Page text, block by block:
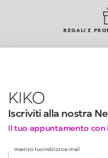
REGALI E
KIKO
Iscriviti alla nostra
Il tuo appuntamento con
Inserisci tuo indirizzo e-mail